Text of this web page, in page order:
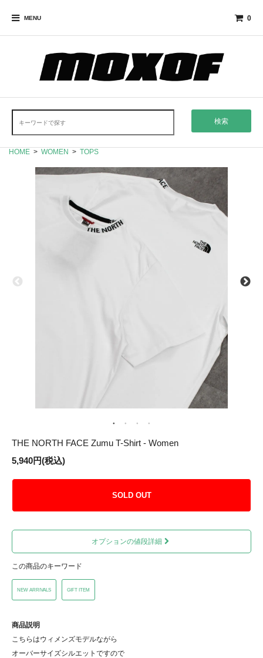
MENU 0
検索
HOME > WOMEN > TOPS
THE NORTH FACE Zumu T-Shirt - Women
5,940円(税込)
SOLD OUT
オプションの値段詳細
この商品のキーワード
NEW ARRIVALS GIFT ITEM
商品説明
こちらはウィメンズモデルながら
オーバーサイズシルエットですので